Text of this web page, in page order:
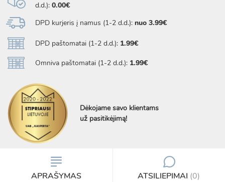
d.d.): 0.00€
DPD kurjeris į namus (1-2 d.d.): nuo 3.99€
DPD paštomatai (1-2 d.d.): 1.99€
Omniva paštomatai (1-2 d.d.): 1.99€
Dėkojame savo klientams
už pasitikėjimą!
APRAŠYMAS ATSILIEPIMAI (0)